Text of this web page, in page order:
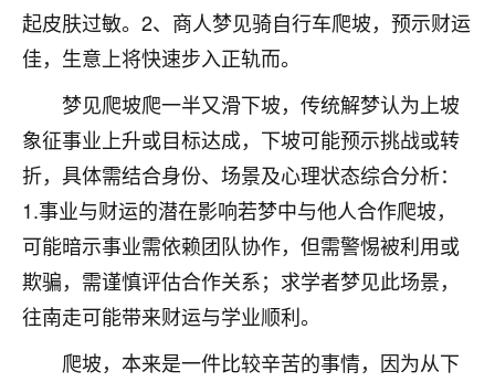
起皮肤过敏。2、商人梦见骑自行车爬坡，预示财运
佳，生意上将快速步入正轨而。
梦见爬坡爬一半又滑下坡，传统解梦认为上坡
象征事业上升或目标达成，下坡可能预示挑战或转
折，具体需结合身份、场景及心理状态综合分析：
1.事业与财运的潜在影响若梦中与他人合作爬坡，
可能暗示事业需依赖团队协作，但需警惕被利用或
欺骗，需谨慎评估合作关系；求学者梦见此场景，
往南走可能带来财运与学业顺利。
爬坡，本来是一件比较辛苦的事情，因为从下
心心相印
问题，反正就是不舒服。中医西医看遍了，找不到问
题，后来无意中看到有人推荐慧来老师，跟老师聊过
之后，心情豁然开朗，也听老师建议，处理了一些因
果问题。今年以来，身体比以前好多，主要是心情好
了，老师说境随心转，现在深有体会了。
鹿森：是的，其实跟老师聊过之后，最大的感
触，首先就是心态会变好，万般皆是命，半点
不由人！
1天前 来自四川 9